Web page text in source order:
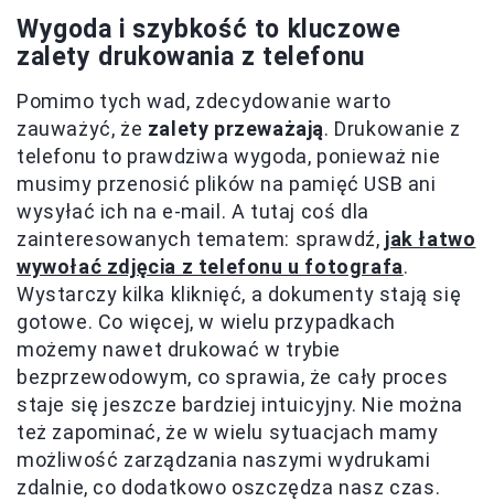
Wygoda i szybkość to kluczowe
zalety drukowania z telefonu
Pomimo tych wad, zdecydowanie warto
zauważyć, że zalety przeważają. Drukowanie z
telefonu to prawdziwa wygoda, ponieważ nie
musimy przenosić plików na pamięć USB ani
wysyłać ich na e-mail. A tutaj coś dla
zainteresowanych tematem: sprawdź, jak łatwo
wywołać zdjęcia z telefonu u fotografa.
Wystarczy kilka kliknięć, a dokumenty stają się
gotowe. Co więcej, w wielu przypadkach
możemy nawet drukować w trybie
bezprzewodowym, co sprawia, że cały proces
staje się jeszcze bardziej intuicyjny. Nie można
też zapominać, że w wielu sytuacjach mamy
możliwość zarządzania naszymi wydrukami
zdalnie, co dodatkowo oszczędza nasz czas.